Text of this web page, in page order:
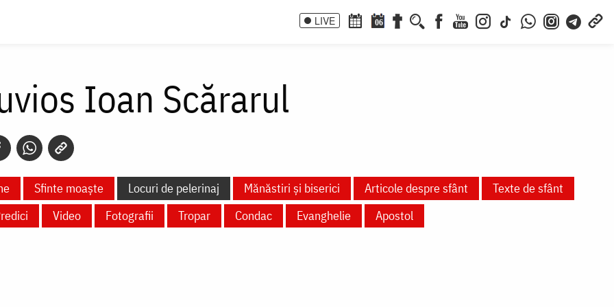
LIVE 06
Ioan Scărarul
Sfinte moaște Locuri de pelerinaj Mănăstiri și biserici Articole despre sfânt
Texte de sfânt
Video Fotografii Tropar Condac Evanghelie Apostol